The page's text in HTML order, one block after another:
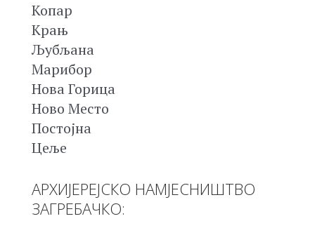
Копар
Крањ
Љубљана
Марибор
Нова Горица
Ново Место
Постојна
Цеље
АРХИЈЕРЕЈСКО НАМЈЕСНИШТВО
ЗАГРЕБАЧКО: